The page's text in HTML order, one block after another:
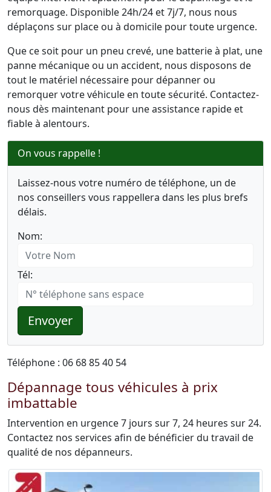
remorquage. Disponible 24h/24 et 7j/7, nous nous
déplaçons sur place ou à domicile pour toute urgence.
Que ce soit pour un pneu crevé, une batterie à plat, une
panne mécanique ou un accident, nous disposons de
tout le matériel nécessaire pour dépanner ou
remorquer votre véhicule en toute sécurité. Contactez-
nous dès maintenant pour une assistance rapide et
fiable à alentours.
On vous rappelle !
Laissez-nous votre numéro de téléphone, un de
nos conseillers vous rappellera dans les plus brefs
délais.
Nom:
Tél:
Envoyer
Téléphone : 06 68 85 40 54
Dépannage tous véhicules à prix
imbattable
Intervention en urgence 7 jours sur 7, 24 heures sur 24.
Contactez nos services afin de bénéficier du travail de
qualité de nos dépanneurs.